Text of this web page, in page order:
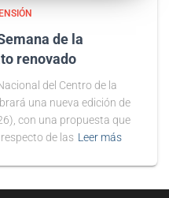
de la
renovado
del Centro de la
una nueva edición de
con una propuesta que
de las Leer más